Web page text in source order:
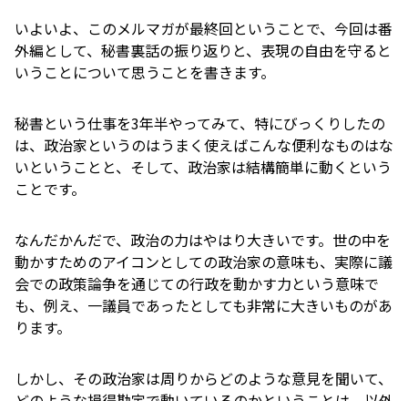
いよいよ、このメルマガが最終回ということで、今回は番
外編として、秘書裏話の振り返りと、表現の自由を守ると
いうことについて思うことを書きます。
秘書という仕事を3年半やってみて、特にびっくりしたの
は、政治家というのはうまく使えばこんな便利なものはな
いということと、そして、政治家は結構簡単に動くという
ことです。
なんだかんだで、政治の力はやはり大きいです。世の中を
動かすためのアイコンとしての政治家の意味も、実際に議
会での政策論争を通じての行政を動かす力という意味で
も、例え、一議員であったとしても非常に大きいものがあ
ります。
しかし、その政治家は周りからどのような意見を聞いて、